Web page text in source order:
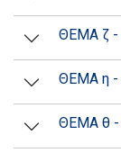
ΘΕΜΑ ζ -
ΘΕΜΑ η -
ΘΕΜΑ θ -